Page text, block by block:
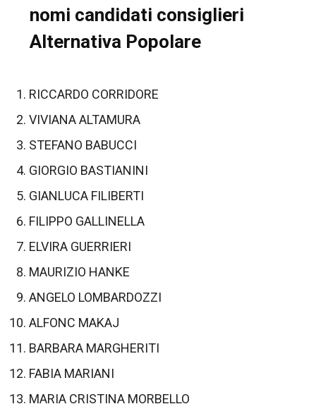
nomi candidati consiglieri
Alternativa Popolare
RICCARDO CORRIDORE
VIVIANA ALTAMURA
STEFANO BABUCCI
GIORGIO BASTIANINI
GIANLUCA FILIBERTI
FILIPPO GALLINELLA
ELVIRA GUERRIERI
MAURIZIO HANKE
ANGELO LOMBARDOZZI
ALFONC MAKAJ
BARBARA MARGHERITI
FABIA MARIANI
MARIA CRISTINA MORBELLO